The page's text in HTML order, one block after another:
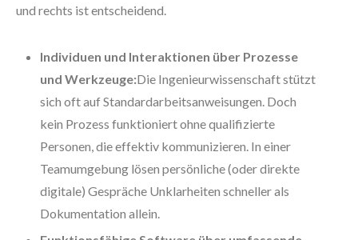
und rechts ist entscheidend.
Individuen und Interaktionen über Prozesse
und Werkzeuge:Die Ingenieurwissenschaft stützt
sich oft auf Standardarbeitsanweisungen. Doch
kein Prozess funktioniert ohne qualifizierte
Personen, die effektiv kommunizieren. In einer
Teamumgebung lösen persönliche (oder direkte
digitale) Gespräche Unklarheiten schneller als
Dokumentation allein.